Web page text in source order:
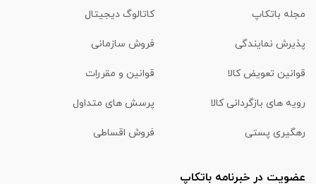
مجله باتکاپ کاتالوگ دیجیتال
پذیرش نمایندگی فروش سازمانی
قوانین تعویض کالا قوانین و مقررات
رویه های بازگردانی کالا پرسش های متداول
رهگیری پستی فروش اقساطی
عضویت در خبرنامه باتکاپ